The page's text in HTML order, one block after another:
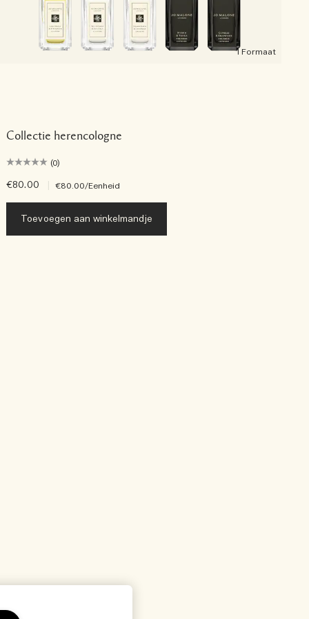
1 Formaat
Collectie herencologne
(0)
€80.00 €80.00/Eenheid
Toevoegen aan winkelmandje